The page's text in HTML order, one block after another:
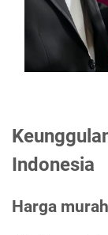
Indonesia
Harga murah